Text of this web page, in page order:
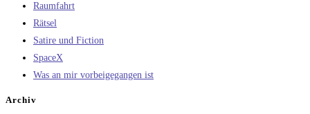
Raumfahrt
Rätsel
Satire und Fiction
SpaceX
Was an mir vorbeigegangen ist
Archiv